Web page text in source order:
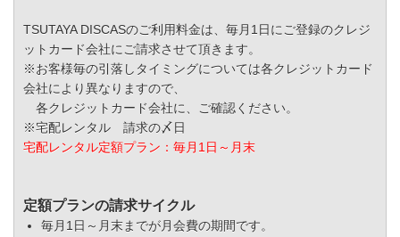
TSUTAYA DISCASのご利用料金は、毎月1日にご登録のクレジ
ットカード会社にご請求させて頂きます。
※お客様毎の引落しタイミングについては各クレジットカード
会社により異なりますので、
各クレジットカード会社に、ご確認ください。
※宅配レンタル 請求の〆日
宅配レンタル定額プラン：毎月1日～月末
定額プランの請求サイクル
毎月1日～月末までが月会費の期間です。